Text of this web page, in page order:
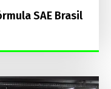
SAE Brasil